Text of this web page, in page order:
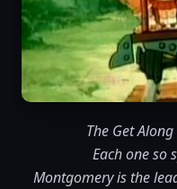
The Get
Each one so
Montgomery is the